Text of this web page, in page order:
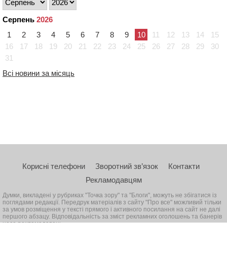
Серпень 2026
1
2 3 4 5 6 7 8 9 10 11 12 13 14
15
16
17 18 19 20 21 22 23 24 25 26 27 28 29
30
31
Всі новини за місяць
Корисні телефони Зворотний зв’язок
Контакти
Рекламодавцям
Думки, викладені у рубриках "Точка зору" та "Блоги", можуть не збігатися із
поглядами редакції. Передрук матеріалів з сайту "Про все" можливий тільки
за умов розміщення у тексті прямого і активного посилання на сайт не далі
першого абзацу. Відповідальність за зміст рекламних оголошень та банерів
несе рекламодавець